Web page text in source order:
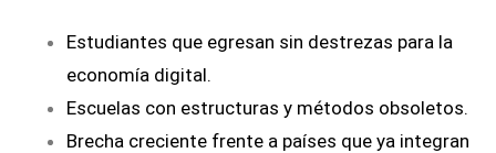
Estudiantes que egresan sin destrezas para la
economía digital.
Escuelas con estructuras y métodos obsoletos.
Brecha creciente frente a países que ya integran